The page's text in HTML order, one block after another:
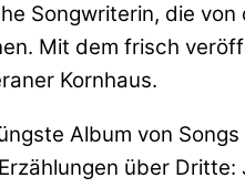
Songwriterin, die
Mit dem frisch
Kornhaus.
Album von
über